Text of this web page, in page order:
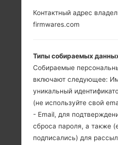
соотношение
экрана к телу)
320 x 480
пикселей (~165
плотность
пикселей на
дюйм)
Контактный адрес
firmwares.com
Типы собираемых
Собираемые
включают следующее:
уникальный
(не используйте свой
- Email, для
сброса пароля, а также
подписались) для